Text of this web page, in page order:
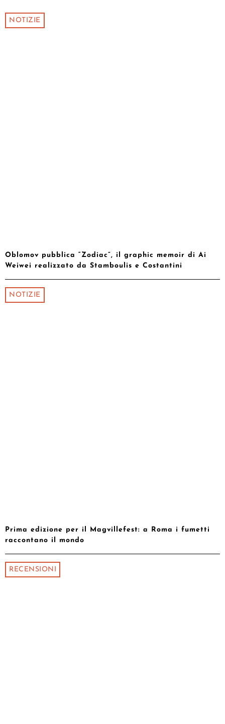
NOTIZIE
Oblomov pubblica “Zodiac”, il graphic memoir di Ai
Weiwei realizzato da Stamboulis e Costantini
NOTIZIE
Prima edizione per il Magvillefest: a Roma i fumetti
raccontano il mondo
RECENSIONI